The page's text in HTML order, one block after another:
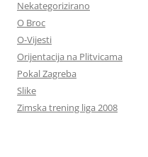
Nekategorizirano
O Broc
O-Vijesti
Orijentacija na Plitvicama
Pokal Zagreba
Slike
Zimska trening liga 2008